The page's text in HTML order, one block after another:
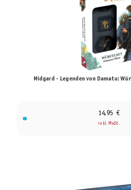
Midgard - Legenden von Damatu:
14,95 €
inkl. MwSt.